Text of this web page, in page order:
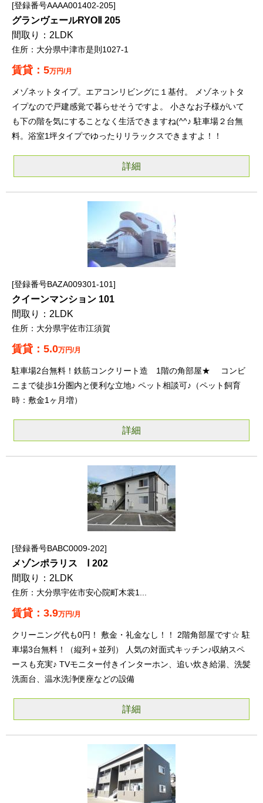
登録番号AAAA001402-205
グランヴェールRYOⅡ 205
2LDK
大分県中津市是則1027-1
5万円/月
メゾネットタイプ。エアコンリビングに１基付。 メゾネットタ
イプなので戸建感覚で暮らせそうですよ。 小さなお子様がいて
も下の階を気にすることなく生活できますね(^^♪ 駐車場２台無
料。浴室1坪タイプでゆったりリラックスできますよ！！
詳細
登録番号BAZA009301-101
クイーンマンション 101
2LDK
大分県宇佐市江須賀
5.0万円/月
駐車場2台無料！鉄筋コンクリート造 1階の角部屋★ コンビ
ニまで徒歩1分圏内と便利な立地♪ ペット相談可♪（ペット飼育
時：敷金1ヶ月増）
詳細
登録番号BABC0009-202
メゾンポラリス Ⅰ 202
2LDK
大分県宇佐市安心院町木裳1...
3.9万円/月
クリーニング代も0円！ 敷金・礼金なし！！ 2階角部屋です☆ 駐
車場3台無料！（縦列＋並列） 人気の対面式キッチン♪収納スペ
ースも充実♪ TVモニター付きインターホン、追い炊き給湯、洗髪
洗面台、温水洗浄便座などの設備
詳細